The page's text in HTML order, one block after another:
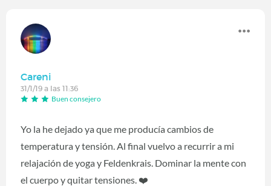
Careni
31/1/19 a las 11:36
Buen consejero
Yo la he dejado ya que me producía cambios de
temperatura y tensión. Al final vuelvo a recurrir a mi
relajación de yoga y Feldenkrais. Dominar la mente con
el cuerpo y quitar tensiones. ❤️